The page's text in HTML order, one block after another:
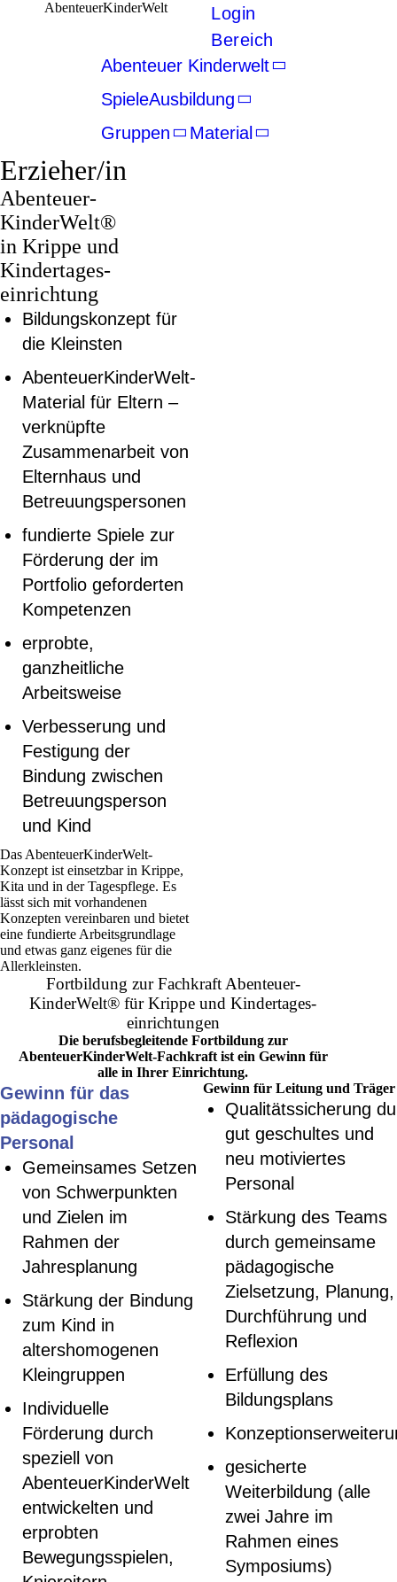
AbenteuerKinderWelt
Login
Bereich
Abenteuer Kinderwelt
SpieleAusbildung
Gruppen
Material
Erzieher/in
Abenteuer­
KinderWelt®
in Krippe und
Kindertages­
einrichtung
Bildungskonzept für
die Kleinsten
AbenteuerKinderWelt-
Material für Eltern –
verknüpfte
Zusammenarbeit von
Elternhaus und
Betreuungspersonen
fundierte Spiele zur
Förderung der im
Portfolio geforderten
Kompetenzen
erprobte,
ganzheitliche
Arbeitsweise
Verbesserung und
Festigung der
Bindung zwischen
Betreuungsperson
und Kind
Das AbenteuerKinderWelt-
Konzept ist einsetzbar in Krippe,
Kita und in der Tagespflege. Es
lässt sich mit vorhandenen
Konzepten vereinbaren und bietet
eine fundierte Arbeitsgrundlage
und etwas ganz eigenes für die
Allerkleinsten.
Fortbildung zur Fachkraft Abenteuer­
KinderWelt® für Krippe und Kindertages­
einrichtungen
Die berufsbegleitende Fortbildung zur
AbenteuerKinderWelt-Fachkraft ist ein Gewinn für
alle in Ihrer Einrichtung.
Gewinn für das
pädagogische
Personal
Gemeinsames Setzen
von Schwerpunkten
und Zielen im
Rahmen der
Jahresplanung
Stärkung der Bindung
zum Kind in
altershomogenen
Kleingruppen
Individuelle
Förderung durch
speziell von
AbenteuerKinderWelt
entwickelten und
erprobten
Bewegungsspielen,
Gewinn für Leitung und Träger
Qualitätssicherung
gut geschultes und
neu motiviertes
Personal
Stärkung des Teams
durch gemeinsame
pädagogische
Zielsetzung, Planung,
Durchführung und
Reflexion
Erfüllung des
Bildungsplans
gesicherte
Weiterbildung (alle
zwei Jahre im
Rahmen eines
Symposiums)